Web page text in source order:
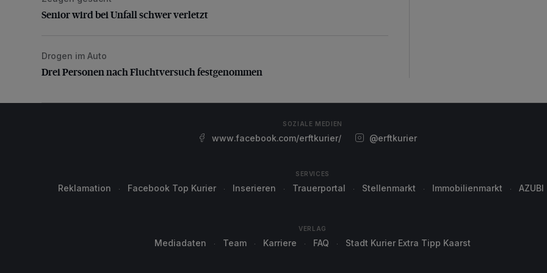
Senior wird bei Unfall schwer verletzt
Drei Personen nach Fluchtversuch festgenommen
Drogen im Auto
Drei Personen nach Fluchtversuch festgenommen
SOZIALE MEDIEN
www.facebook.com/erftkurier/ @erftkurier
SERVICES
Reklamation Facebook Top Kurier Inserieren Trauerportal Stellenmarkt Immobilienmarkt AZUBI
VERLAG
Mediadaten Team Karriere FAQ Stadt Kurier Extra Tipp Kaarst